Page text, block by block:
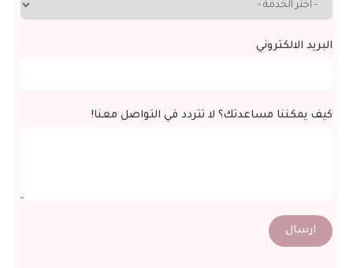
البريد الالكتروني
كيف يمكننا مساعدتك؟ لا تتردد في التواصل معنا!
ارسال